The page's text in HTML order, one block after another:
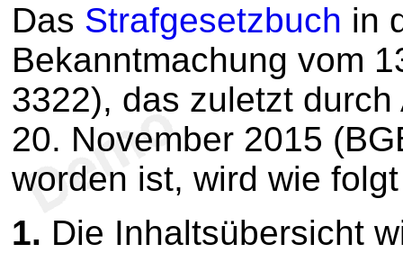
Das Strafgesetzbuch in
Bekanntmachung vom
3322), das zuletzt
20. November 2015
worden ist, wird wie
1. Die Inhaltsübersicht